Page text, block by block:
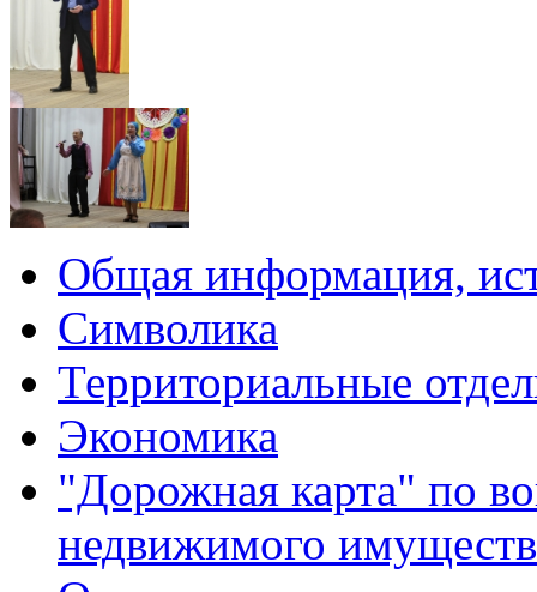
Общая информация,
Символика
Территориальные
Экономика
"Дорожная карта" по
недвижимого